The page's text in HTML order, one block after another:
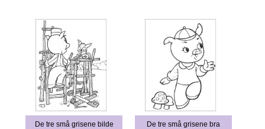
De tre små grisene bilde De tre små grisene bra